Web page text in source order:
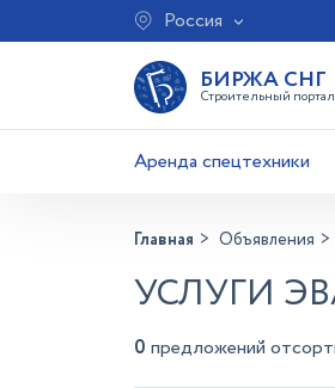
Россия
БИРЖА СНГ
Строительный портал
Аренда спецтехники
Главная Объявления
УСЛУГИ
0 предложений